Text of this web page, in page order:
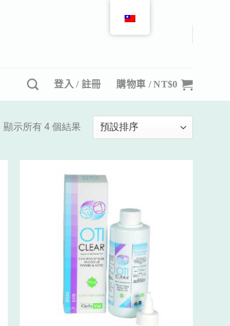
登入 / 註冊 購物車 /NT$0
顯示所有 4 個結果